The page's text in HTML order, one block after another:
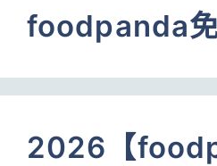
foodpanda
2026【